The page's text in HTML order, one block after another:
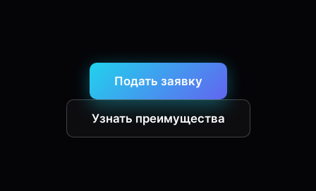
Подать заявку
Узнать преимущества